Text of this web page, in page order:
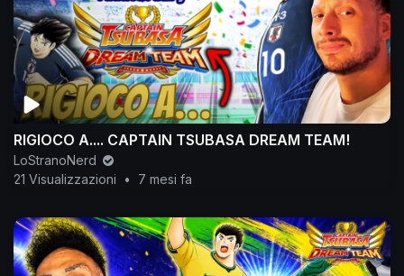
RIGIOCO A.... CAPTAIN TSUBASA DREAM TEAM!
LoStranoNerd
21 Visualizzazioni
• 7 mesi fa